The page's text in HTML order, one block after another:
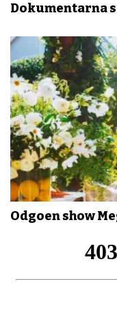
Dokumentarna
Odgođen show